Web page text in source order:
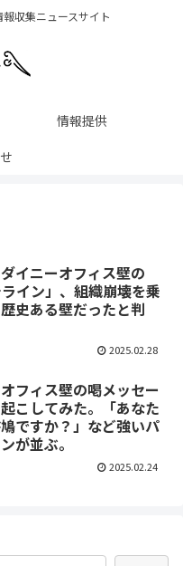
収集ニュースサイト
情報提供
ダイニーオフィス壁の
ライン」、組織崩壊を乗
史ある壁だったと判
2025.02.28
フィス壁の喝メッセー
こしてみた。「あなた
ですか？」など強いパ
が並ぶ。
2025.02.24